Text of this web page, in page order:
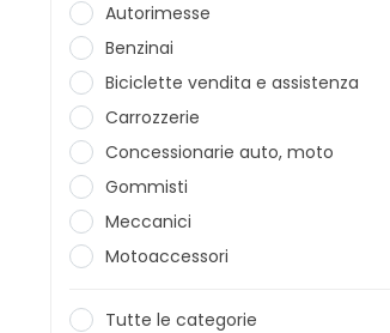
Autorimesse
Benzinai
Biciclette vendita e assistenza
Carrozzerie
Concessionarie auto, moto
Gommisti
Meccanici
Motoaccessori
Tutte le categorie